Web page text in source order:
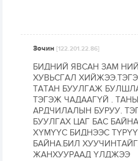
Зочин[122.201.22.86]
БИДНИЙ ЯВСАН ЗАМ
ХУВЬСГАЛ
ТАТАН БУУЛГАЖ
ТЭГЭЖ ЧАДААГҮЙ .
АРДЧИЛАЛЫН БУРУУ.
БУУЛГАХ ЦАГ БАС
ХҮМҮҮС БИДНЭЭС
БАЙНА.БИЛ
ЖАНХУУРААД ҮЛДЖЭЭ